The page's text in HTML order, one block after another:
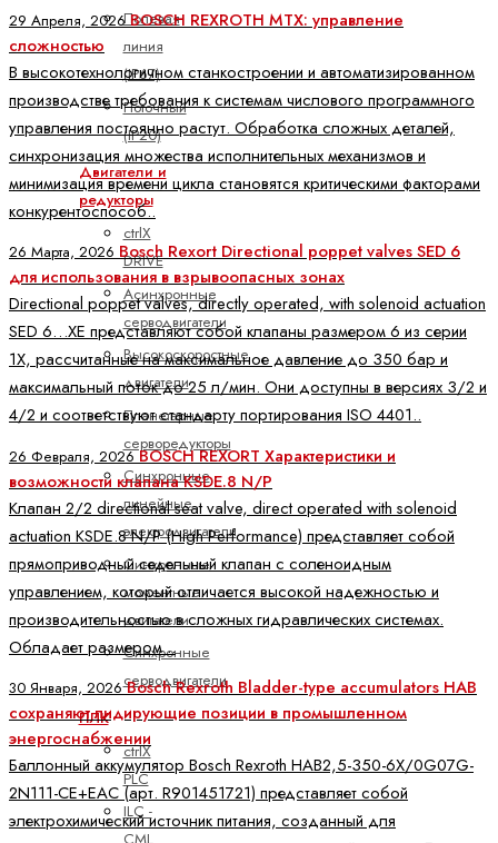
Полевая
линия
(IP67)
Поточный
(IP20)
Двигатели и
редукторы
ctrlX
DRIVE
Асинхронные
серводвигатели
Высокоскоростные
двигатели
Планетарные
серворедукторы
Синхронные
линейные
электродвигатели
Синхронные
моментные
двигатели
Синхронные
серводвигатели
ПЛК
ctrlX
PLC
ILC -
29 Апреля, 2026BOSCH REXROTH MTX: управление
сложностью
В высокотехнологичном станкостроении и автоматизированном
производстве требования к системам числового программного
управления постоянно растут. Обработка сложных деталей,
синхронизация множества исполнительных механизмов и
минимизация времени цикла становятся критическими факторами
конкурентоспособ..
26 Марта, 2026 Bosch Rexort Directional poppet valves SED 6
для использования в взрывоопасных зонах
Directional poppet valves, directly operated, with solenoid actuation
SED 6…XE представляют собой клапаны размером 6 из серии
1X, рассчитанные на максимальное давление до 350 бар и
максимальный поток до 25 л/мин. Они доступны в версиях 3/2 и
4/2 и соответствуют стандарту портирования ISO 4401..
26 Февраля, 2026BOSCH REXORT Характеристики и
возможности клапана KSDE.8 N/P
Клапан 2/2 directional seat valve, direct operated with solenoid
actuation KSDE.8 N/P (High Performance) представляет собой
прямоприводный седельный клапан с соленоидным
управлением, который отличается высокой надежностью и
производительностью в сложных гидравлических системах.
Обладает размером ..
30 Января, 2026Bosch Rexroth Bladder-type accumulators HAB
сохраняют лидирующие позиции в промышленном
энергоснабжении
Баллонный аккумулятор Bosch Rexroth HAB2,5-350-6X/0G07G-
2N111-CE+EAC (арт. R901451721) представляет собой
электрохимический источник питания, созданный для